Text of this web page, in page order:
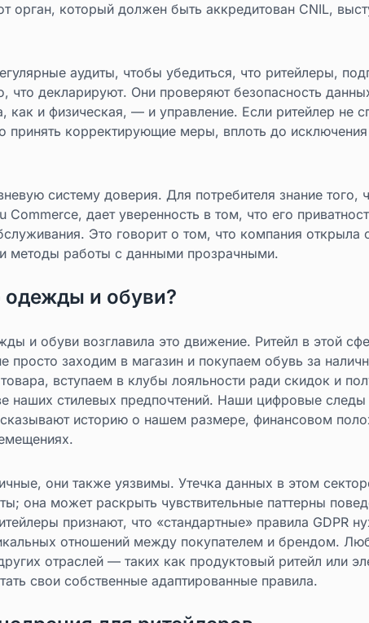
орган, который должен быть аккредитован CNIL,
аудиты, чтобы убедиться, что ритейлеры,
что декларируют. Они проверяют безопасность
и физическая, — и управление. Если ритейлер не
принять корректирующие меры, вплоть до
систему доверия. Для потребителя знание того,
дает уверенность в том, что его
Это говорит о том, что компания открыла
методы работы с данными прозрачными.
и обуви?
и обуви возглавила это движение. Ритейл в этой
заходим в магазин и покупаем обувь за
вступаем в клубы лояльности ради скидок и
наших стилевых предпочтений. Наши цифровые следы
историю о нашем размере, финансовом
они также уязвимы. Утечка данных в этом
она может раскрыть чувствительные паттерны
признают, что «стандартные» правила GDPR
отношений между покупателем и брендом.
отраслей — таких как продуктовый ритейл или
свои собственные адаптированные правила.